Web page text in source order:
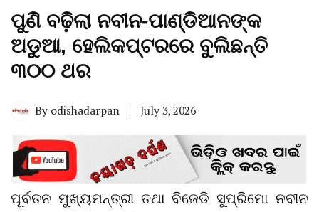
ପୁଣି ବଢ଼ିଲା ନବୀନ-ପାଣ୍ଡିଆନଙ୍କ
ଅଡୁଆ, ହେଲିକପ୍ଟରରେ ବୁଲିଛନ୍ତି
୩୦୦ ଥର
By odishadarpan July 3, 2026
ପୂର୍ବତନ ମୁଖ୍ୟମନ୍ତ୍ରୀ ତଥା ବିଜେଡି ସୁପ୍ରିମୋ ନବୀନ